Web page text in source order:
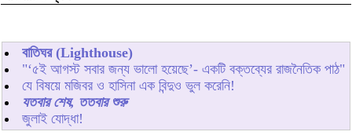
বাতিঘর (Lighthouse)
"‘৫ই আগস্ট সবার জন্য ভালো হয়েছে’- একটি বক্তব্যের রাজনৈতিক পাঠ"
যে বিষয়ে মজিবর ও হাসিনা এক বিন্দুও ভুল করেনি!
যতবার শেষ, ততবার শুরু
জুলাই যোদ্ধা!